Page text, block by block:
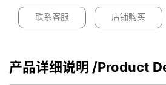
联系客服 店铺购买
产品详细说明 /Product